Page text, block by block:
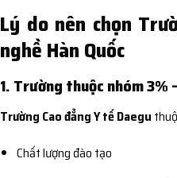
Lý do nên chọn
nghề Hàn Quốc
1. Trường thuộc nhóm
Trường Cao đẳng Y tế Daegu
Chất lượng đào tạo